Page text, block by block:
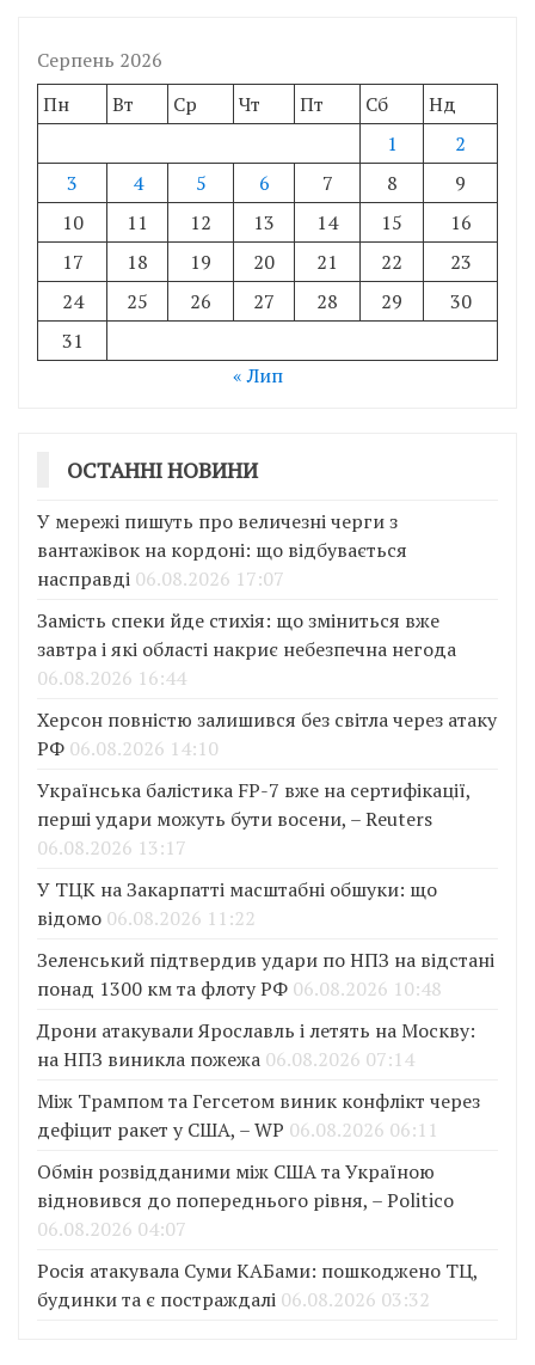
Серпень 2026
Пн
Вт Ср Чт Пт Сб
Нд
1
2
3
4 5 6 7 8
9
10
11 12 13 14 15
16
17
18 19 20 21 22
23
24
25 26 27 28 29
30
31
« Лип
ОСТАННІ НОВИНИ
У мережі пишуть про величезні черги з
вантажівок на кордоні: що відбувається
насправді 06.08.2026 17:07
Замість спеки йде стихія: що зміниться вже
завтра і які області накриє небезпечна негода
06.08.2026 16:44
Херсон повністю залишився без світла через атаку
РФ 06.08.2026 14:10
Українська балістика FP-7 вже на сертифікації,
перші удари можуть бути восени, – Reuters
06.08.2026 13:17
У ТЦК на Закарпатті масштабні обшуки: що
відомо 06.08.2026 11:22
Зеленський підтвердив удари по НПЗ на відстані
понад 1300 км та флоту РФ 06.08.2026 10:48
Дрони атакували Ярославль і летять на Москву:
на НПЗ виникла пожежа 06.08.2026 07:14
Між Трампом та Гегсетом виник конфлікт через
дефіцит ракет у США, – WP 06.08.2026 06:11
Обмін розвідданими між США та Україною
відновився до попереднього рівня, – Politico
06.08.2026 04:07
Росія атакувала Суми КАБами: пошкоджено ТЦ,
будинки та є постраждалі 06.08.2026 03:32